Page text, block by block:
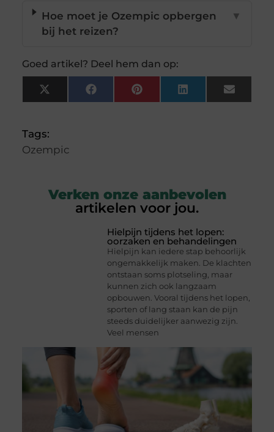
Hoe moet je Ozempic opbergen
bij het reizen?
▼
Goed artikel? Deel hem dan op:
X
(Twitter)
FacebookPinterestLinkedInEmail
Tags:
Ozempic
Verken onze aanbevolen
artikelen voor jou.
Hielpijn tijdens het lopen:
oorzaken en behandelingen
Hielpijn kan iedere stap behoorlijk
ongemakkelijk maken. De klachten
ontstaan soms plotseling, maar
kunnen zich ook langzaam
opbouwen. Vooral tijdens het lopen,
sporten of lang staan kan de pijn
steeds duidelijker aanwezig zijn.
Veel mensen